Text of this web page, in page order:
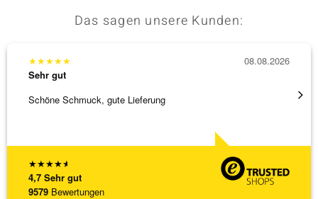
Das sagen unsere Kunden:
★★★★★
4,7 Sehr gut
9579 Bewertungen
★★★★★
Sehr gut
Schöne Schmuck, gute Lieferung
08.08.2026